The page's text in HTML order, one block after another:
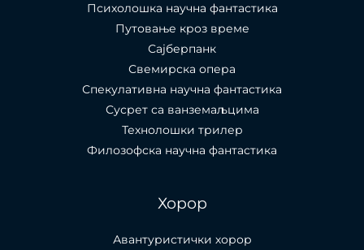
Психолошка научна фантастика
Путовање кроз време
Сајберпанк
Свемирска опера
Спекулативна научна фантастика
Сусрет са ванземаљцима
Технолошки трилер
Филозофска научна фантастика
Хорор
Авантуристички хорор